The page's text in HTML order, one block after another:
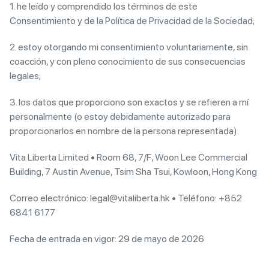
1. he leído y comprendido los términos de este
Consentimiento y de la Política de Privacidad de la Sociedad;
2. estoy otorgando mi consentimiento voluntariamente, sin
coacción, y con pleno conocimiento de sus consecuencias
legales;
3. los datos que proporciono son exactos y se refieren a mí
personalmente (o estoy debidamente autorizado para
proporcionarlos en nombre de la persona representada).
Vita Liberta Limited • Room 68, 7/F, Woon Lee Commercial
Building, 7 Austin Avenue, Tsim Sha Tsui, Kowloon, Hong Kong
Correo electrónico: legal@vitaliberta.hk • Teléfono: +852
6841 6177
Fecha de entrada en vigor: 29 de mayo de 2026